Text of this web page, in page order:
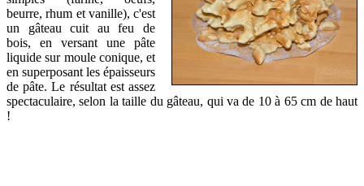
beurre, rhum et vanille), c'est
un gâteau cuit au feu de
bois, en versant une pâte
liquide sur moule conique, et
en superposant les épaisseurs
de pâte. Le résultat est assez
spectaculaire, selon la taille du gâteau, qui va de 10 à 65 cm de haut
!